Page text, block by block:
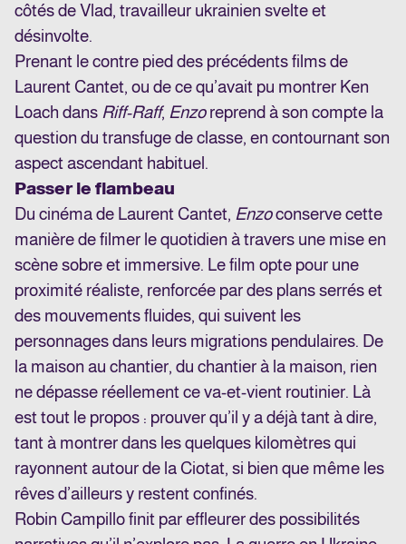
côtés de Vlad, travailleur ukrainien svelte et
désinvolte.
Prenant le contre pied des précédents films de
Laurent Cantet, ou de ce qu’avait pu montrer Ken
Loach dans Riff-Raff, Enzoreprend à son compte la
question du transfuge de classe, en contournant son
aspect ascendant habituel.
Passer le flambeau
Du cinéma de Laurent Cantet, Enzoconserve cette
manière de filmer le quotidien à travers une mise en
scène sobre et immersive. Le film opte pour une
proximité réaliste, renforcée par des plans serrés et
des mouvements fluides, qui suivent les
personnages dans leurs migrations pendulaires. De
la maison au chantier, du chantier à la maison, rien
ne dépasse réellement ce va-et-vient routinier. Là
est tout le propos : prouver qu’il y a déjà tant à dire,
tant à montrer dans les quelques kilomètres qui
rayonnent autour de la Ciotat, si bien que même les
rêves d’ailleurs y restent confinés.
Robin Campillo finit par effleurer des possibilités